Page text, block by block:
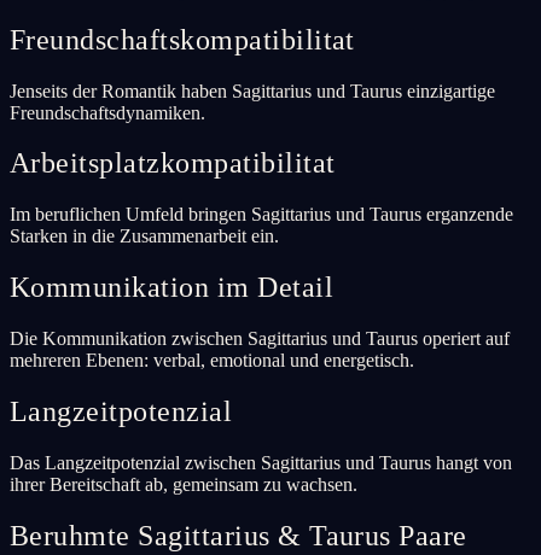
Freundschaftskompatibilitat
Jenseits der Romantik haben Sagittarius und Taurus einzigartige
Freundschaftsdynamiken.
Arbeitsplatzkompatibilitat
Im beruflichen Umfeld bringen Sagittarius und Taurus erganzende
Starken in die Zusammenarbeit ein.
Kommunikation im Detail
Die Kommunikation zwischen Sagittarius und Taurus operiert auf
mehreren Ebenen: verbal, emotional und energetisch.
Langzeitpotenzial
Das Langzeitpotenzial zwischen Sagittarius und Taurus hangt von
ihrer Bereitschaft ab, gemeinsam zu wachsen.
Beruhmte Sagittarius & Taurus Paare